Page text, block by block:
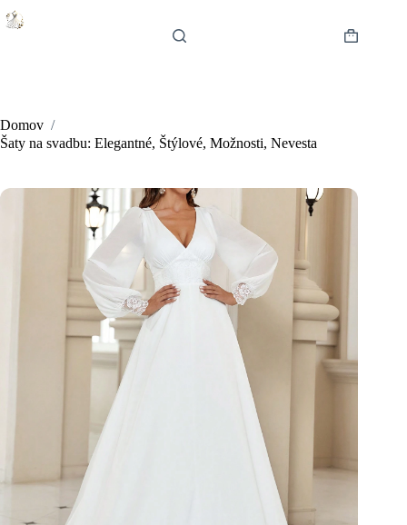
Skip
to
Shopping
Domov /
Šaty na svadbu: Elegantné, Štýlové, Možnosti, Nevesta